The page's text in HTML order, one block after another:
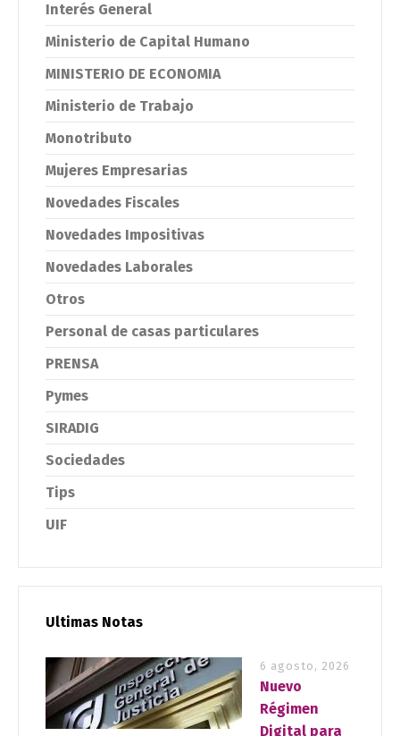
Interés General
Ministerio de Capital Humano
MINISTERIO DE ECONOMIA
Ministerio de Trabajo
Monotributo
Mujeres Empresarias
Novedades Fiscales
Novedades Impositivas
Novedades Laborales
Otros
Personal de casas particulares
PRENSA
Pymes
SIRADIG
Sociedades
Tips
UIF
Ultimas Notas
6 agosto, 2026
Nuevo
Régimen
Digital para